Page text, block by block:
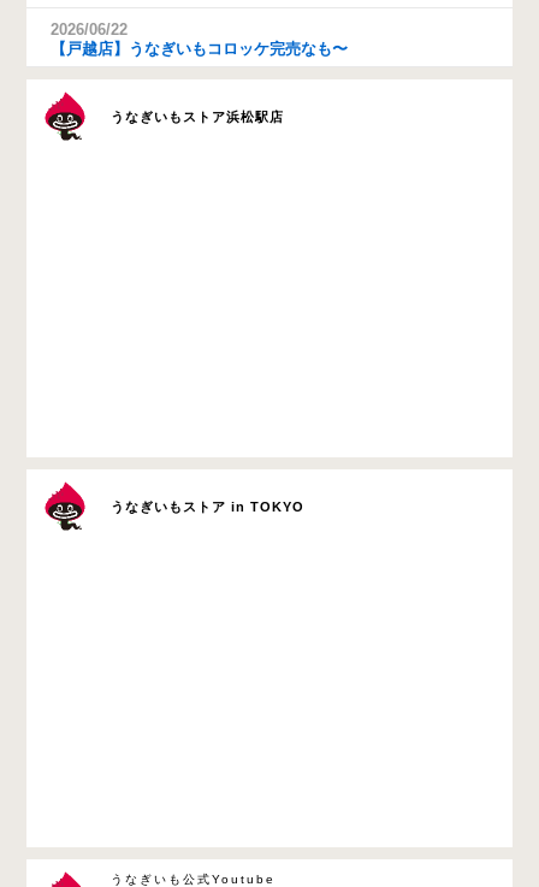
2026/06/22
【戸越店】うなぎいもコロッケ完売なも〜
うなぎいもストア浜松駅店
うなぎいもストア in TOKYO
うなぎいも公式Youtube